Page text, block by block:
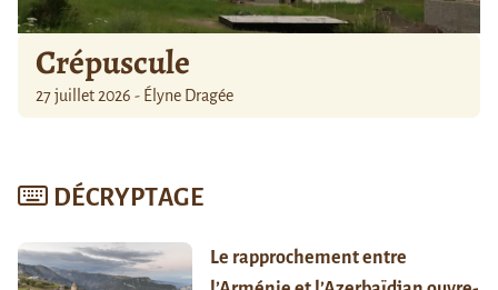
Crépuscule
27 juillet 2026 - Élyne Dragée
DÉCRYPTAGE
Le rapprochement entre